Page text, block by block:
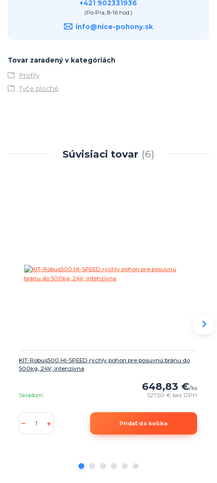
+421 902331936
(Po-Pia, 8-16 hod.)
info@nice-pohony.sk
Tovar zaradený v kategóriách
Profily
Tyče ploché
Súvisiaci tovar 6
KIT-Robus500 HI-SPEED rýchly pohon pre posuvnú bránu do
500kg, 24V, intenzívna
648,83 €/ks
527,50 € bez DPH
Skladom
Pridať do košíka